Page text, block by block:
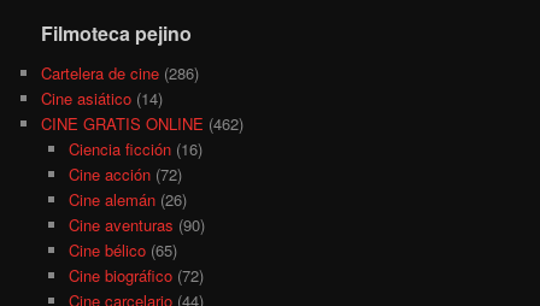
Filmoteca pejino
Cartelera de cine (286)
Cine asiático (14)
CINE GRATIS ONLINE (462)
Ciencia ficción(16)
Cine acción(72)
Cine alemán(26)
Cine aventuras (90)
Cine bélico(65)
Cine biográfico(72)
Cine carcelario(44)